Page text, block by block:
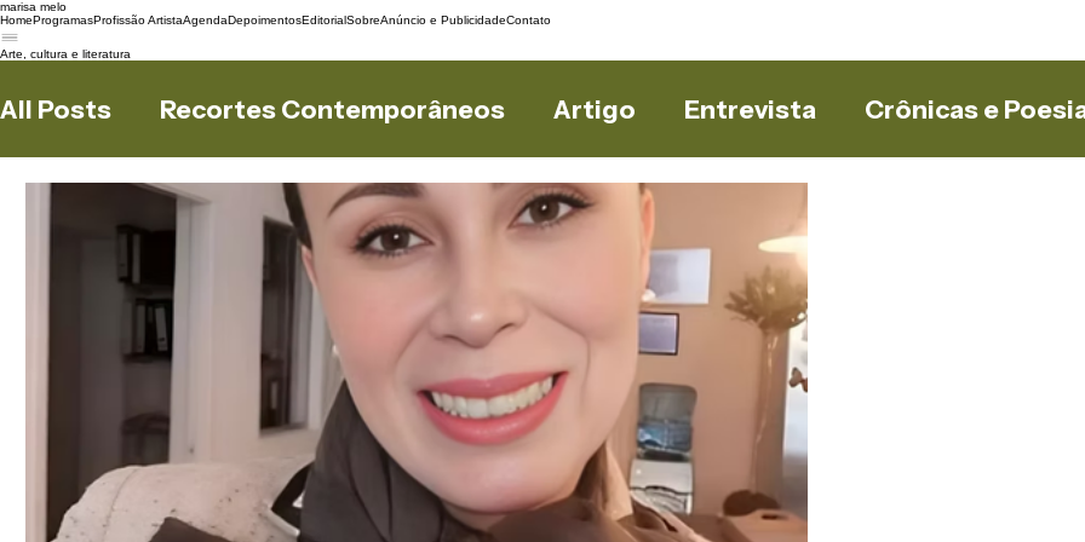
marisa melo
HomeProgramasProfissão ArtistaAgendaDepoimentosEditorialSobreAnúncio e PublicidadeContato
Arte, cultura e literatura
All Posts Recortes Contemporâneos Artigo Entrevista Crônicas e